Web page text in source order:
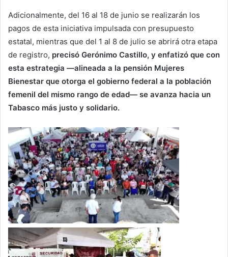
Adicionalmente, del 16 al 18 de junio se realizarán los
pagos de esta iniciativa impulsada con presupuesto
estatal, mientras que del 1 al 8 de julio se abrirá otra etapa
de registro, precisó Gerónimo Castillo, y enfatizó que con
esta estrategia —alineada a la pensión Mujeres
Bienestar que otorga el gobierno federal a la población
femenil del mismo rango de edad— se avanza hacia un
Tabasco más justo y solidario.